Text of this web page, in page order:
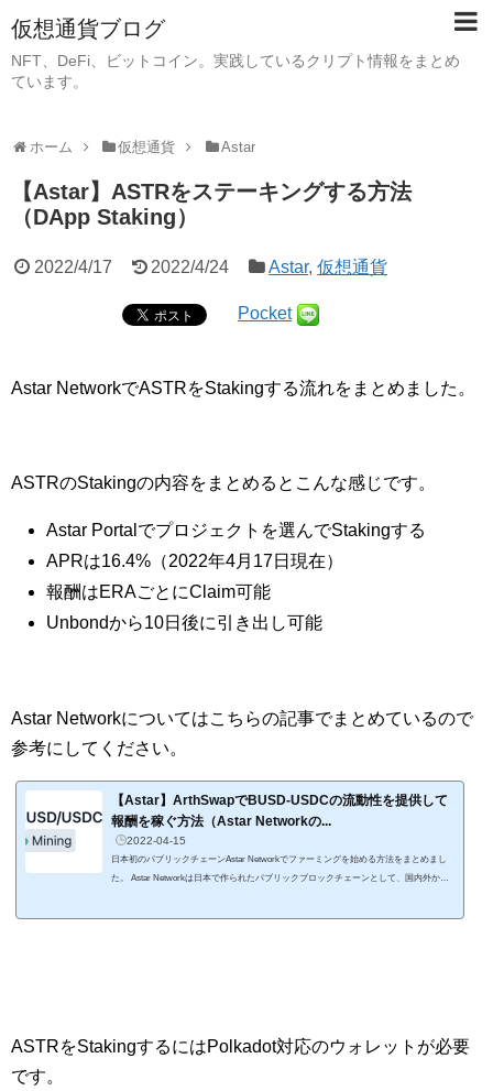
仮想通貨ブログ
NFT、DeFi、ビットコイン。実践しているクリプト情報をまとめ
ています。
ホーム 仮想通貨 Astar
【Astar】ASTRをステーキングする方法
（DApp Staking）
2022/4/17 2022/4/24 Astar,仮想通貨
Pocket
Astar NetworkでASTRをStakingする流れをまとめました。
ASTRのStakingの内容をまとめるとこんな感じです。
Astar Portalでプロジェクトを選んでStakingする
APRは16.4%（2022年4月17日現在）
報酬はERAごとにClaim可能
Unbondから10日後に引き出し可能
Astar Networkについてはこちらの記事でまとめているので
参考にしてください。
【Astar】ArthSwapでBUSD-USDCの流動性を提供して
報酬を稼ぐ方法（Astar Networkの...
2022-04-15
日本初のパブリックチェーンAstar Networkでファーミングを始める方法をまとめまし
た。 Astar Networkは日本で作られたパブリックブロックチェーンとして、国内外から
ASTRをStakingするにはPolkadot対応のウォレットが必要
です。